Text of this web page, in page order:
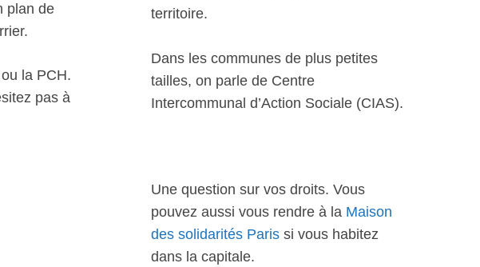
plan de
la PCH.
pas à
territoire.
Dans les communes de plus petites
tailles, on parle de Centre
Intercommunal d’Action Sociale (CIAS).
Une question sur vos droits. Vous
pouvez aussi vous rendre à la Maison
des solidarités Paris si vous habitez
dans la capitale.